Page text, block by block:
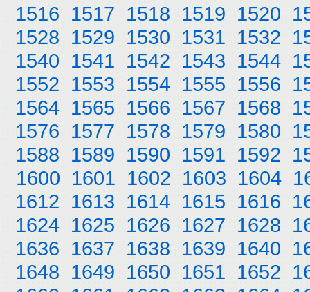
1516 1517 1518 1519 1520
1528 1529 1530 1531 1532
1540 1541 1542 1543 1544
1552 1553 1554 1555 1556
1564 1565 1566 1567 1568
1576 1577 1578 1579 1580
1588 1589 1590 1591 1592
1600 1601 1602 1603 1604
1612 1613 1614 1615 1616
1624 1625 1626 1627 1628
1636 1637 1638 1639 1640
1648 1649 1650 1651 1652